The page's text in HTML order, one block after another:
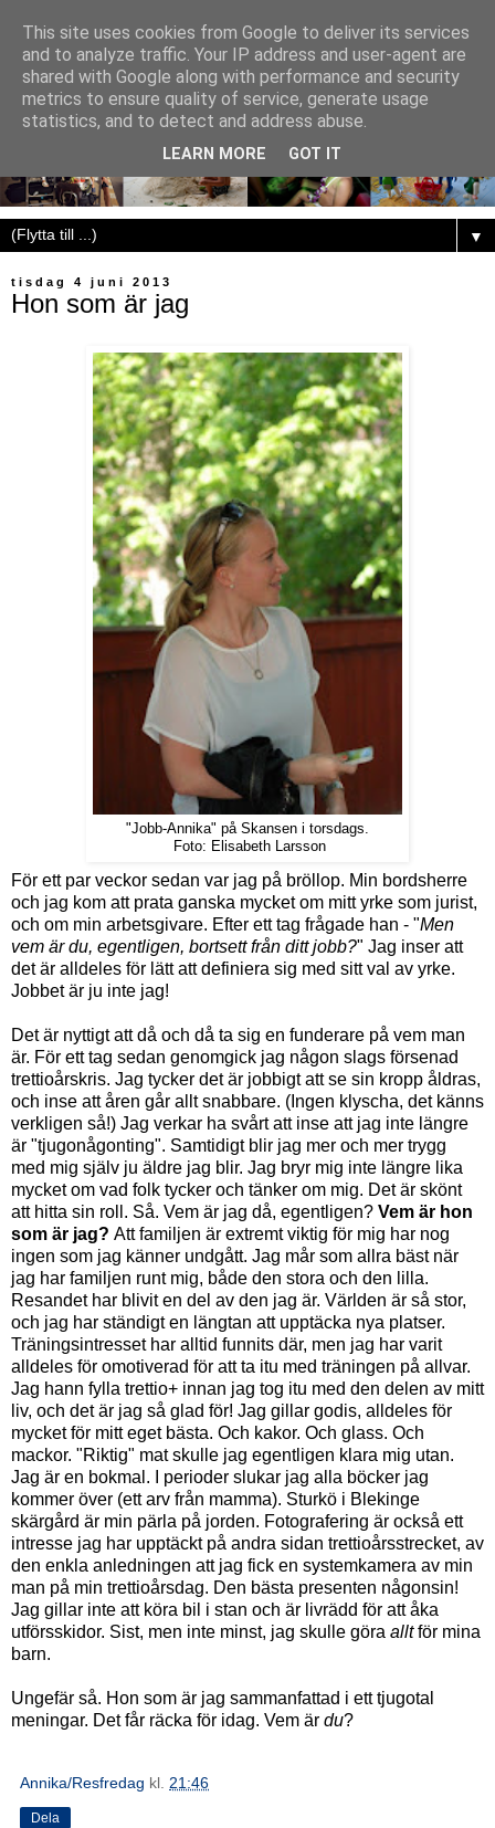
▼
tisdag 4 juni 2013
Hon som är jag
"Jobb-Annika" på Skansen i torsdags.
Foto: Elisabeth Larsson
För ett par veckor sedan var jag på bröllop. Min bordsherre
och jag kom att prata ganska mycket om mitt yrke som jurist,
och om min arbetsgivare. Efter ett tag frågade han - "Men
vem är du, egentligen, bortsett från ditt jobb?" Jag inser att
det är alldeles för lätt att definiera sig med sitt val av yrke.
Jobbet är ju inte jag!
Det är nyttigt att då och då ta sig en funderare på vem man
är. För ett tag sedan genomgick jag någon slags försenad
trettioårskris. Jag tycker det är jobbigt att se sin kropp åldras,
och inse att åren går allt snabbare. (Ingen klyscha, det känns
verkligen så!) Jag verkar ha svårt att inse att jag inte längre
är "tjugonågonting". Samtidigt blir jag mer och mer trygg
med mig själv ju äldre jag blir. Jag bryr mig inte längre lika
mycket om vad folk tycker och tänker om mig. Det är skönt
att hitta sin roll. Så. Vem är jag då, egentligen? Vem är hon
som är jag? Att familjen är extremt viktig för mig har nog
ingen som jag känner undgått. Jag mår som allra bäst när
jag har familjen runt mig, både den stora och den lilla.
Resandet har blivit en del av den jag är. Världen är så stor,
och jag har ständigt en längtan att upptäcka nya platser.
Träningsintresset har alltid funnits där, men jag har varit
alldeles för omotiverad för att ta itu med träningen på allvar.
Jag hann fylla trettio+ innan jag tog itu med den delen av mitt
liv, och det är jag så glad för! Jag gillar godis, alldeles för
mycket för mitt eget bästa. Och kakor. Och glass. Och
mackor. "Riktig" mat skulle jag egentligen klara mig utan.
Jag är en bokmal. I perioder slukar jag alla böcker jag
kommer över (ett arv från mamma). Sturkö i Blekinge
skärgård är min pärla på jorden. Fotografering är också ett
intresse jag har upptäckt på andra sidan trettioårsstrecket, av
den enkla anledningen att jag fick en systemkamera av min
man på min trettioårsdag. Den bästa presenten någonsin!
Jag gillar inte att köra bil i stan och är livrädd för att åka
utförsskidor. Sist, men inte minst, jag skulle göra alltför mina
barn.
Ungefär så. Hon som är jag sammanfattad i ett tjugotal
meningar. Det får räcka för idag. Vem är du?
Annika/Resfredag kl. 21:46
Dela
This site uses cookies from Google to deliver its services
and to analyze traffic. Your IP address and user-agent are
shared with Google along with performance and security
metrics to ensure quality of service, generate usage
statistics, and to detect and address abuse.
LEARN MORE GOT IT